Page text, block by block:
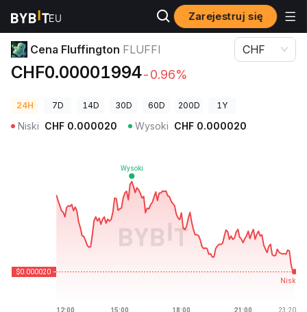
Zarejestruj się
Ceny kryptowalut Cena Fluffington FLUFFI
Cena Fluffington FLUFFI
CHF0.00001994-0.96%
CHF
24H 7D 14D 30D 60D 200D 1Y
Niski CHF 0.000020 Wysoki CHF 0.000020